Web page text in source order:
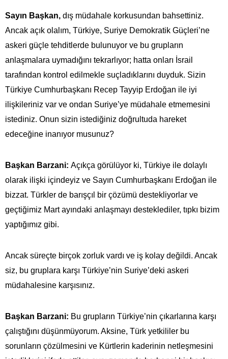
Sayın Başkan, dış müdahale korkusundan bahsettiniz.
Ancak açık olalım, Türkiye, Suriye Demokratik Güçleri’ne
askeri güçle tehditlerde bulunuyor ve bu grupların
anlaşmalara uymadığını tekrarlıyor; hatta onları İsrail
tarafından kontrol edilmekle suçladıklarını duyduk. Sizin
Türkiye Cumhurbaşkanı Recep Tayyip Erdoğan ile iyi
ilişkileriniz var ve ondan Suriye’ye müdahale etmemesini
istediniz. Onun sizin istediğiniz doğrultuda hareket
edeceğine inanıyor musunuz?
Başkan Barzani: Açıkça görülüyor ki, Türkiye ile dolaylı
olarak ilişki içindeyiz ve Sayın Cumhurbaşkanı Erdoğan ile
bizzat. Türkler de barışçıl bir çözümü destekliyorlar ve
geçtiğimiz Mart ayındaki anlaşmayı desteklediler, tıpkı bizim
yaptığımız gibi.
Ancak süreçte birçok zorluk vardı ve iş kolay değildi. Ancak
siz, bu gruplara karşı Türkiye’nin Suriye’deki askeri
müdahalesine karşısınız.
Başkan Barzani: Bu grupların Türkiye’nin çıkarlarına karşı
çalıştığını düşünmüyorum. Aksine, Türk yetkililer bu
sorunların çözülmesini ve Kürtlerin kaderinin netleşmesini